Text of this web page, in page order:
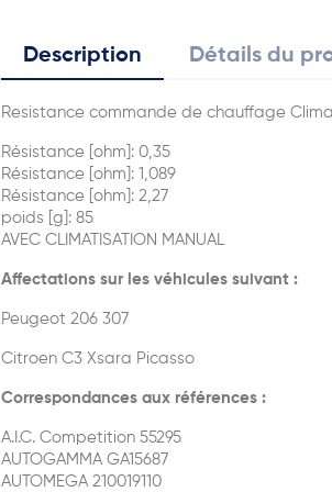
Description Détails du
Resistance commande de chauffage
Résistance [ohm]: 0,35
Résistance [ohm]: 1,089
Résistance [ohm]: 2,27
poids [g]: 85
AVEC CLIMATISATION MANUAL
Affectations sur les véhicules suivant :
Peugeot 206 307
Citroen C3 Xsara Picasso
Correspondances aux références :
A.I.C. Competition 55295
AUTOGAMMA GA15687
AUTOMEGA 210019110